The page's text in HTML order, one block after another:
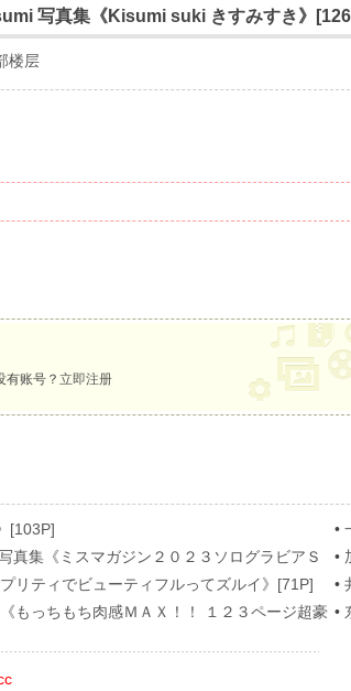
写真集《Kisumi suki きすみすき》
楼层
有账号？立即注册
[103P] •
真集《ミスマガジン２０２３ソログラビアＳ •
リティでビューティフルってズルイ》[71P] •
もっちもち肉感ＭＡＸ！！ １２３ページ超豪 •